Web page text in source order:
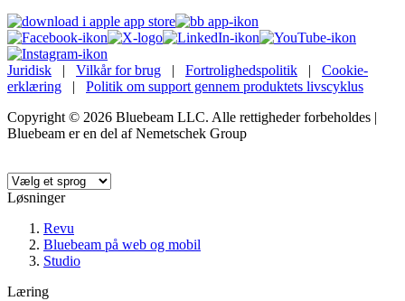
Juridisk | Vilkår for brug | Fortrolighedspolitik | Cookie-
erklæring | Politik om support gennem produktets livscyklus
Copyright © 2026 Bluebeam LLC. Alle rettigheder forbeholdes |
Bluebeam er en del af Nemetschek Group
Løsninger
Revu
Bluebeam på web og mobil
Studio
Læring